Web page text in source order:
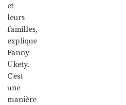
et
leurs
familles,
explique
Fanny
Ukety.
C’est
une
manière